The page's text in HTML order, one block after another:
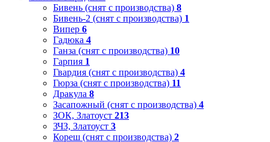
Бивень (снят с производства) 8
Бивень-2 (снят с производства) 1
Випер 6
Гадюка 4
Ганза (снят с производства) 10
Гарпия 1
Гвардия (снят с производства) 4
Гюрза (снят с производства) 11
Дракула 8
Засапожный (снят с производства) 4
ЗОК, Златоуст 213
ЗЧЗ, Златоуст 3
Кореш (снят с производства) 2